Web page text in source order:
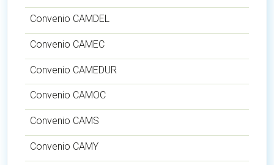
Convenio CAMDEL
Convenio CAMEC
Convenio CAMEDUR
Convenio CAMOC
Convenio CAMS
Convenio CAMY